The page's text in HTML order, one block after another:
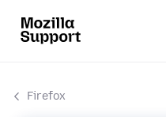
Firefox